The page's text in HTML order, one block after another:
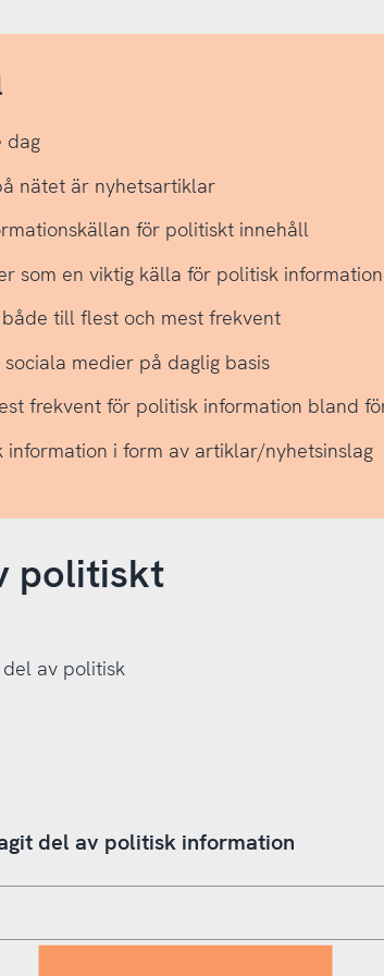
dag
nätet är nyhetsartiklar
för politiskt innehåll
som en viktig källa för politisk information
till flest och mest frekvent
medier på daglig basis
frekvent för politisk information bland
i form av artiklar/nyhetsinslag
politiskt
av politisk
del av politisk information